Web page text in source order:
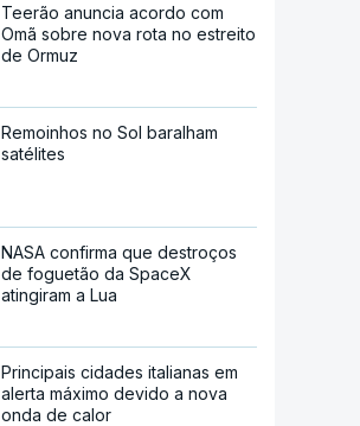
Teerão anuncia acordo com
Omã sobre nova rota no estreito
de Ormuz
Remoinhos no Sol baralham
satélites
NASA confirma que destroços
de foguetão da SpaceX
atingiram a Lua
Principais cidades italianas em
alerta máximo devido a nova
onda de calor